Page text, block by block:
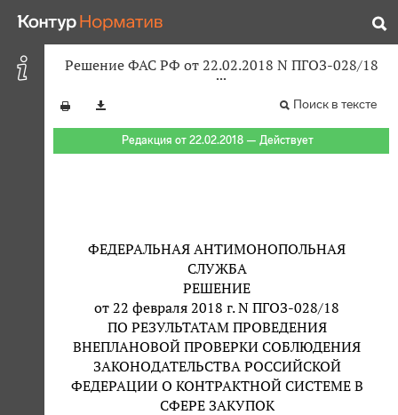
Решение ФАС РФ от 22.02.2018 N ПГОЗ-028/18
Поиск в тексте
Редакция от 22.02.2018 — Действует
ФЕДЕРАЛЬНАЯ АНТИМОНОПОЛЬНАЯ
СЛУЖБА
РЕШЕНИЕ
от 22 февраля 2018 г. N ПГОЗ-028/18
ПО РЕЗУЛЬТАТАМ ПРОВЕДЕНИЯ
ВНЕПЛАНОВОЙ ПРОВЕРКИ СОБЛЮДЕНИЯ
ЗАКОНОДАТЕЛЬСТВА РОССИЙСКОЙ
ФЕДЕРАЦИИ О КОНТРАКТНОЙ СИСТЕМЕ В
СФЕРЕ ЗАКУПОК